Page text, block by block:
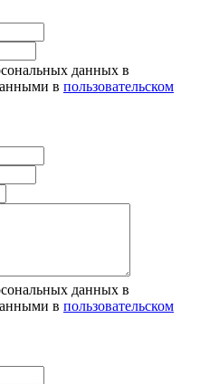
данных в
в пользовательском
данных в
в пользовательском